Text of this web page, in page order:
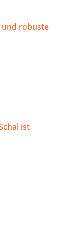
und robuste
ist